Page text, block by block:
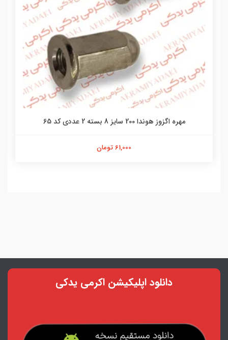
مهره اگزوز هوندا 200 سایز 8 بسته 2 عددی کد 65
61,000 تومان
دانلود اپلیکیشن اکرمی یدکی